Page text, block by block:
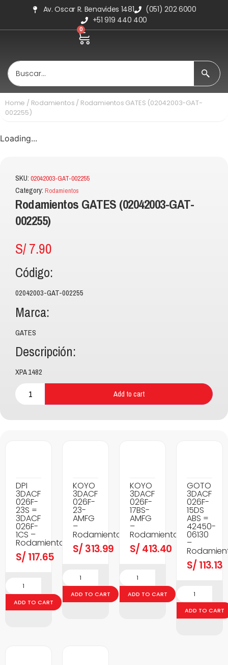
Av. Oscar R. Benavides 1481
(051) 202 6000
+51 919 440 400
0
Home / Rodamientos / Rodamientos GATES (02042003-GAT-
002255)
Loading...
SKU: 02042003-GAT-002255
Category: Rodamientos
Rodamientos GATES (02042003-GAT-
002255)
S/7.90
Código:
02042003-GAT-002255
Marca:
GATES
Descripción:
XPA 1482
Add to cart
DPI
3DACF
026F-
23S =
3DACF
026F-
1CS –
Rodamientos
S/ 117.65
ADD TO CART
KOYO
3DACF
026F-
23-
AMFG
–
Rodamientos
S/ 313.99
ADD TO CART
KOYO
3DACF
026F-
17BS-
AMFG
–
Rodamientos
S/ 413.40
ADD TO CART
GOTO
3DACF
026F-
15DS
ABS =
42450-
06130
–
S/ 113.13
ADD TO CART